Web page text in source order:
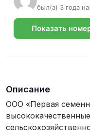
был(а) 3 года
Показать
Описание
ООО «Первая